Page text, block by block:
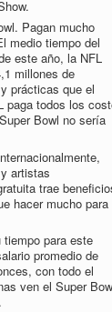
Pagan mucho
medio tiempo del
este año, la NFL
millones de
prácticas que el
paga todos los
Bowl no sería
artistas
trae
hacer mucho para
para este
promedio de
con todo el
ven el Super